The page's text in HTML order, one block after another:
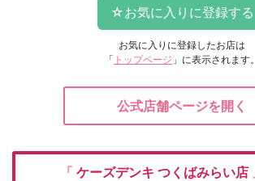
お気に入りに登録したお店は
「 トップページ 」に表示されます。
公式店舗ページを開く
「 ケーズデンキ つくばみらい店